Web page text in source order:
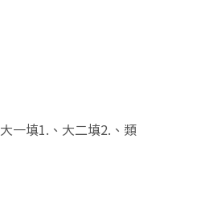
大一填1. 、大二填2. 、類